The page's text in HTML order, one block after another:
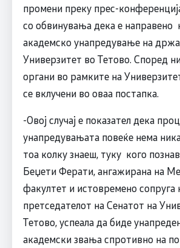
промени преку прес-
со обвинувања дека е направенo
академско унапредување на
Универзитет во Тетово. Според
органи во рамките на
се вклучени во оваа постапка.
-Овој случај е показател дека
унапредувањата повеќе нема
тоа колку знаеш, туку кого
Беџети Ферати, ангажирана на
факултет и истовремено сопруга
претседателот на Сенатот на
Тетово, успеала да биде
академски звања спротивно на